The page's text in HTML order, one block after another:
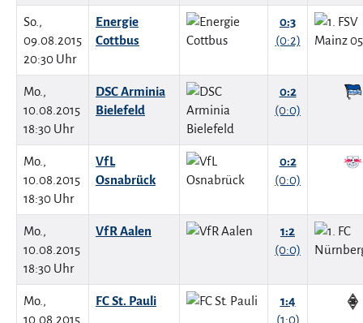
So.,
09.08.2015
20:30 Uhr
Energie
Cottbus
0:3
(0:2)
Mo.,
10.08.2015
18:30 Uhr
DSC Arminia
Bielefeld
0:2
(0:0)
Mo.,
10.08.2015
18:30 Uhr
VfL
Osnabrück
0:2
(0:0)
Mo.,
10.08.2015
18:30 Uhr
VfR Aalen
1:2
(0:0)
Mo.,
10.08.2015
FC St. Pauli
1:4
(1:0)